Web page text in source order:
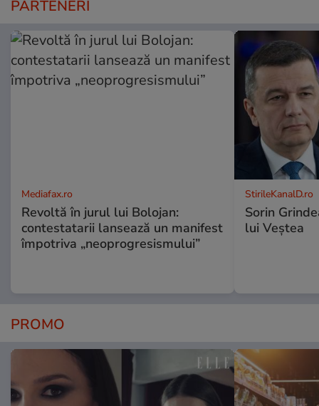
PARTENERI
Mediafax.ro
Revoltă în jurul lui Bolojan:
contestatarii lansează un manifest
împotriva „neoprogresismului”
StirileKanalD.ro
Sorin
lui Veștea
PROMO